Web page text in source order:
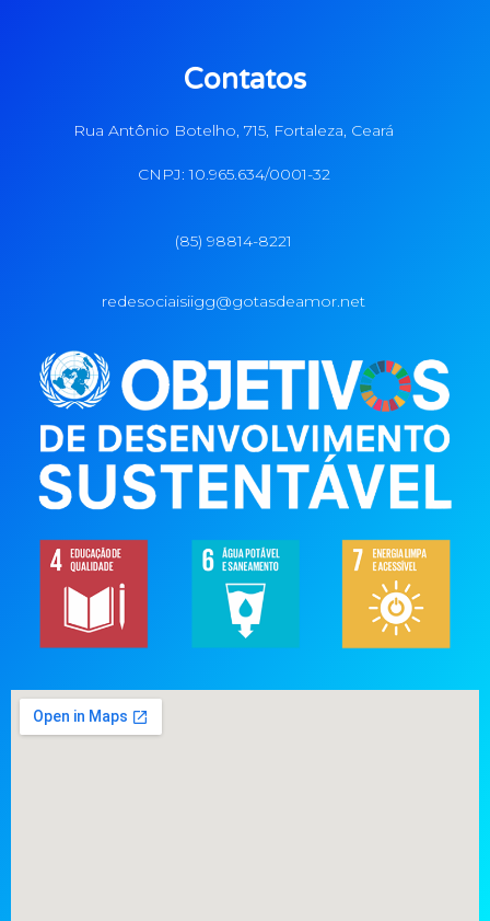
Contatos
Rua Antônio Botelho, 715, Fortaleza, Ceará
CNPJ: 10.965.634/0001-32
(85) 98814-8221
redesociaisiigg@gotasdeamor.net